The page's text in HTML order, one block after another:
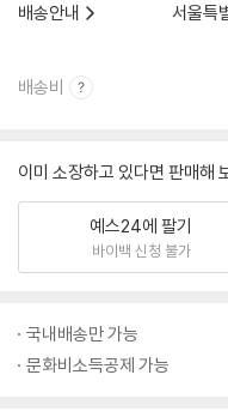
배송안내
서울특
배송비
이미 소장하고 있다면 판매해
예스24에 팔기
바이백 신청 불가
국내배송만 가능
문화비소득공제 가능